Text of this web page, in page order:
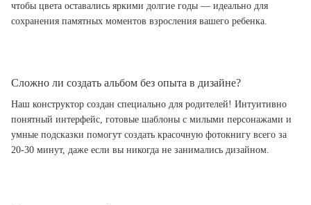
чтобы цвета оставались яркими долгие годы — идеально для
сохранения памятных моментов взросления вашего ребенка.
Сложно ли создать альбом без опыта в дизайне?
Наш конструктор создан специально для родителей! Интуитивно
понятный интерфейс, готовые шаблоны с милыми персонажами и
умные подсказки помогут создать красочную фотокнигу всего за
20-30 минут, даже если вы никогда не занимались дизайном.